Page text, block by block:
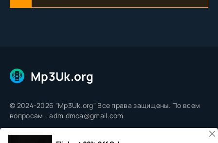
Mp3Uk.org
© 2024-2026 "Mp3Uk.org" Все права защищены. По всем
вопросам - adm.dmca@gmail.com